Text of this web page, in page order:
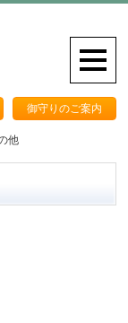
御守りのご案内
他